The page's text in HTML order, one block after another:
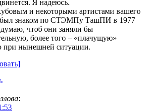
Я надеюсь.
и некоторыми артистами вашего
был знаком по СТЭМПу ТашПИ в 1977
чтоб они заняли бы
более того – «плачущую»
при нынешней ситуации.
: